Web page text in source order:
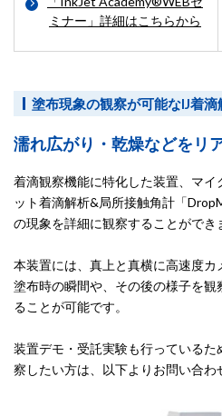
ミナー」詳細はこちらから
塗布現象の観察が可能なIJ着
濡れ広がり・乾燥などをリ
着滴観察機能に特化した装置、マイ
ット着滴解析&局所接触角計「
の現象を詳細に観察することができ
本装置には、真上と真横に高速度カ
塗布時の瞬間や、その後の様子を
ることが可能です。
装置デモ・受託実験も行っているた
察したい方は、以下よりお問い合わ